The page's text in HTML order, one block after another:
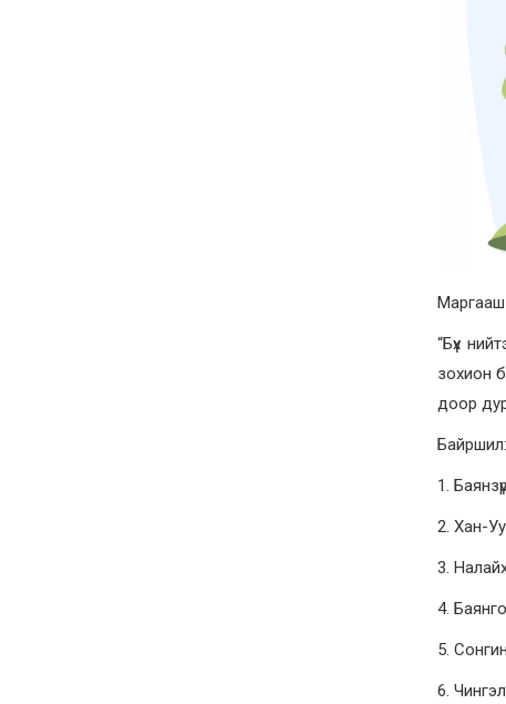
Маргааш
“Бүх
зохион
доор
Байршил:
1.
2. Хан-
3.
4.
5.
6.